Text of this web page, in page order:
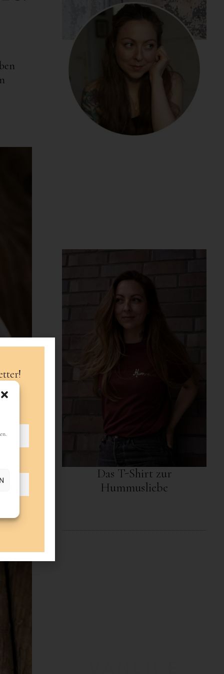
Das T-Shirt zur
Hummusliebe